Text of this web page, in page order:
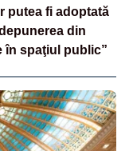
putea fi adoptată
din
în spaţiul public”